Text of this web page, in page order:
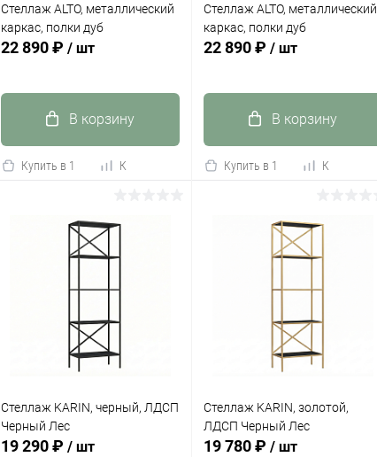
Стеллаж ALTO, металлический
каркас, полки дуб
22 890 ₽ / шт
В корзину
Купить в 1
клик
К
сравнению
Стеллаж ALTO, металлический
каркас, полки дуб
22 890 ₽ / шт
В корзину
Купить в 1
клик
К
сравнению
Стеллаж KARIN, черный, ЛДСП
Черный Лес
19 290 ₽ / шт
Стеллаж KARIN, золотой,
ЛДСП Черный Лес
19 780 ₽ / шт